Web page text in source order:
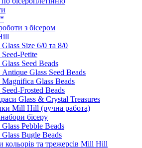
з бісером
Glass Size 6/0 та 8/0
Seed-Petite
Glass Seed Beads
Antique Glass Seed Beads
Magnifica Glass Beads
Seed-Frosted Beads
Glass & Crystal Treasures
Mill Hill (ручна работа)
бісеру
Glass Pebble Beads
Glass Bugle Beads
кольорів та трежерсів Mill Hill